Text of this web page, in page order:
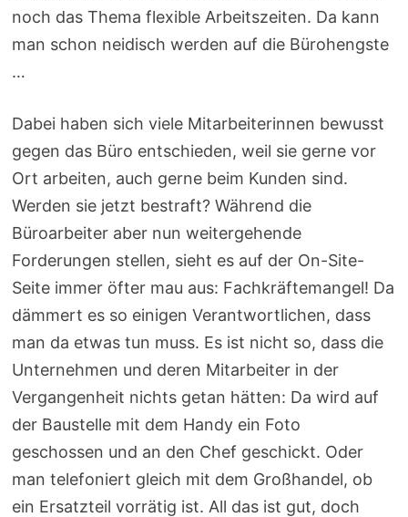
noch das Thema flexible Arbeitszeiten. Da kann
man schon neidisch werden auf die Bürohengste
…
Dabei haben sich viele Mitarbeiterinnen bewusst
gegen das Büro entschieden, weil sie gerne vor
Ort arbeiten, auch gerne beim Kunden sind.
Werden sie jetzt bestraft? Während die
Büroarbeiter aber nun weitergehende
Forderungen stellen, sieht es auf der On-Site-
Seite immer öfter mau aus: Fachkräftemangel! Da
dämmert es so einigen Verantwortlichen, dass
man da etwas tun muss. Es ist nicht so, dass die
Unternehmen und deren Mitarbeiter in der
Vergangenheit nichts getan hätten: Da wird auf
der Baustelle mit dem Handy ein Foto
geschossen und an den Chef geschickt. Oder
man telefoniert gleich mit dem Großhandel, ob
ein Ersatzteil vorrätig ist. All das ist gut, doch